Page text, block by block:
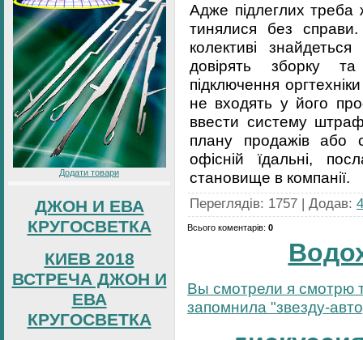
Додати товари
ДЖОН И ЕВА
КРУГОСВЕТКА
КИЕВ 2018
ВСТРЕЧА ДЖОН И
ЕВА
КРУГОСВЕТКА
Адже підлеглих
тинялися без
колективі
довірять зборку
підключення
не входять у його
ввести систему
плану продажів або
офісній їдальні,
становище в компанії.
Переглядів: 1757 | Додав:
Всього коментарів: 0
Вы смотрели я смотрю
запомнила "звезду-